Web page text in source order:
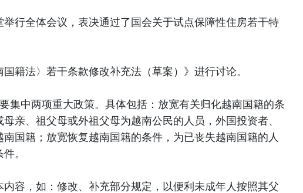
举行全体会议，表决通过了国会关于试点保障性住房若干特
籍法〉若干条款修改补充法（草案）》进行讨论。
集中两项重大政策。具体包括：放宽有关归化越南国籍的条
亲、祖父母或外祖父母为越南公民的人员，外国投资者、
国籍；放宽恢复越南国籍的条件，为已丧失越南国籍的人
。
容，如：修改、补充部分规定，以便利未成年人按照其父